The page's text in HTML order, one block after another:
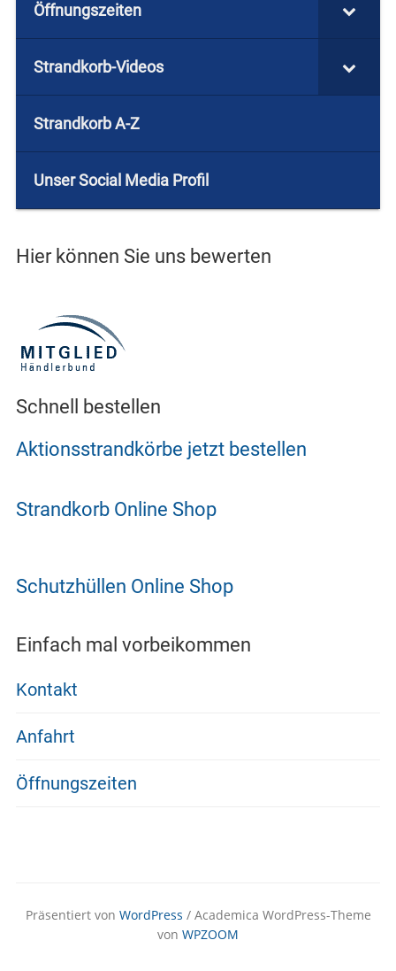
Öffnungszeiten
Strandkorb-Videos
Strandkorb A-Z
Unser Social Media Profil
Hier können Sie uns bewerten
Schnell bestellen
Aktionsstrandkörbe jetzt bestellen
Strandkorb Online Shop
Schutzhüllen Online Shop
Einfach mal vorbeikommen
Kontakt
Anfahrt
Öffnungszeiten
Präsentiert von WordPress / Academica WordPress-Theme
von WPZOOM